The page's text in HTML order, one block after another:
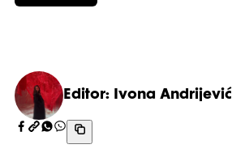
Editor: Ivona Andrijević